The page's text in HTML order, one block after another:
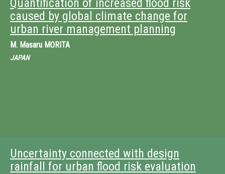
Quantification of increased flood risk
caused by global climate change for
urban river management planning
M. Masaru MORITA
JAPAN
Uncertainty connected with design
rainfall for urban flood risk evaluation